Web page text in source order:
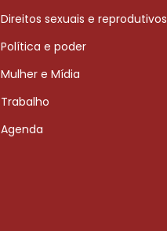
Direitos sexuais e reprodutivos
Política e poder
Mulher e Mídia
Trabalho
Agenda